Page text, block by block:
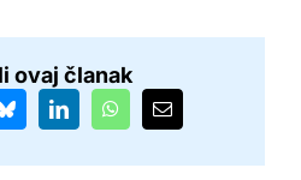
ovaj članak
BlueskyLinkedInWhatsAppEmail: